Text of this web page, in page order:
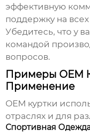
эффективную
поддержку на
Убедитесь, что у
командой
вопросов.
Примеры OEM
Применение
OEM куртки
отраслях и для
Спортивная